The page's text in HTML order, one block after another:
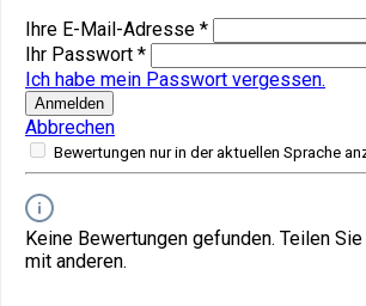
Ihre E-Mail-Adresse *
Ihr Passwort *
Ich habe mein Passwort vergessen.
Anmelden
Abbrechen
Bewertungen nur in der aktuellen Sprache
Keine Bewertungen gefunden. Teilen
mit anderen.